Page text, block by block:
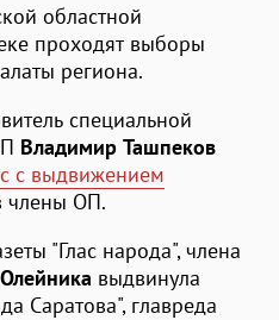
областной
проходят выборы
региона.
специальной
Владимир Ташпеков
с выдвижением
члены ОП.
"Глас народа", члена
Олейника выдвинула
Саратова", главреда